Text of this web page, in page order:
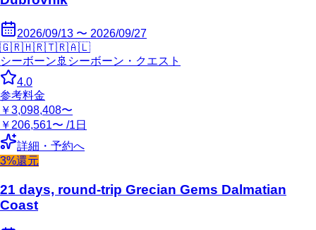
2026/09/13 〜 2026/09/27
🇬🇷🇭🇷🇹🇷🇦🇱
シーボーン 🚢 シーボーン・クエスト
4.0
参考料金
￥3,098,408〜
￥206,561〜 /1日
詳細・予約へ
3%還元
21 days, round-trip Grecian Gems Dalmatian
Coast